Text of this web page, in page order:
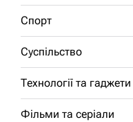
Спорт
Суспільство
Технології та гаджети
Фільми та серіали